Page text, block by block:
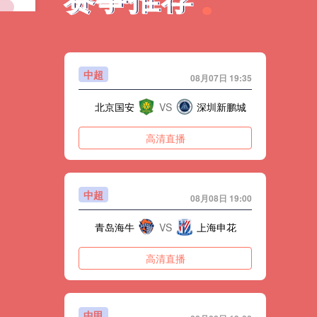
中超 08月07日 19:35
北京国安 VS 深圳新鹏城
高清直播
中超 08月08日 19:00
青岛海牛 VS 上海申花
高清直播